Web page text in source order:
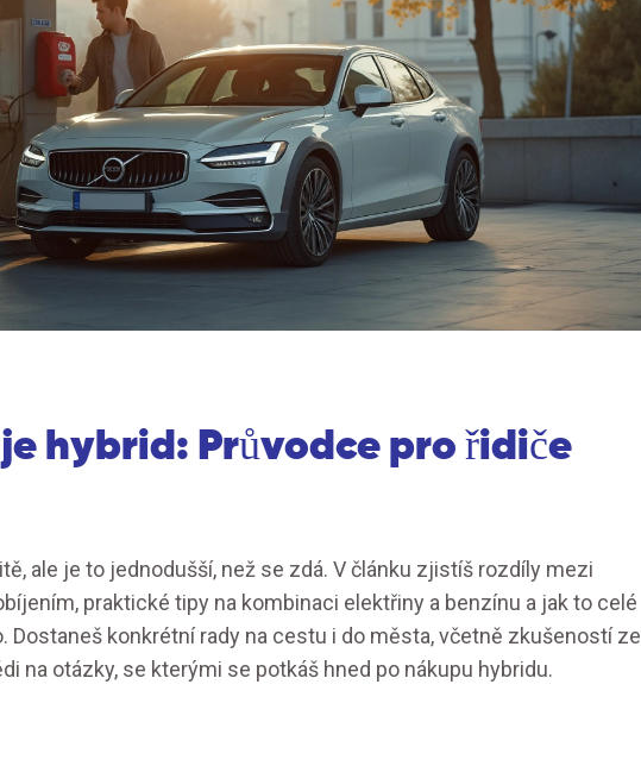
hybrid: Průvodce pro řidiče
ale je to jednodušší, než se zdá. V článku zjistíš rozdíly mezi
praktické tipy na kombinaci elektřiny a benzínu a jak to celé
Dostaneš konkrétní rady na cestu i do města, včetně zkušeností ze
na otázky, se kterými se potkáš hned po nákupu hybridu.